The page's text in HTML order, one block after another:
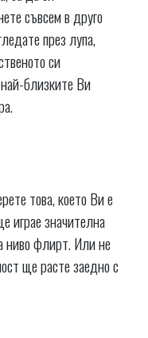
съвсем в друго
през лупа,
си
близките Ви
това, което Ви е
играе значителна
ниво флирт. Или не
ще расте заедно с